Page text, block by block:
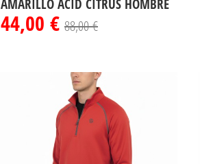
AMARILLO ACID CITRUS HOMBRE
44,00 € 88,00 €